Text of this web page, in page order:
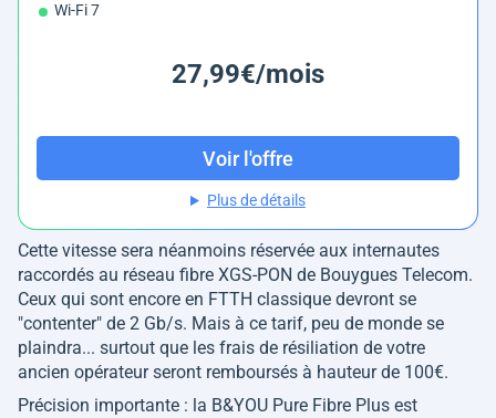
Wi-Fi 7
27,99€/mois
Voir l'offre
Plus de détails
Cette vitesse sera néanmoins réservée aux internautes
raccordés au réseau fibre XGS-PON de Bouygues Telecom.
Ceux qui sont encore en FTTH classique devront se
"contenter" de 2 Gb/s. Mais à ce tarif, peu de monde se
plaindra... surtout que les frais de résiliation de votre
ancien opérateur seront remboursés à hauteur de 100€.
Précision importante : la B&YOU Pure Fibre Plus est